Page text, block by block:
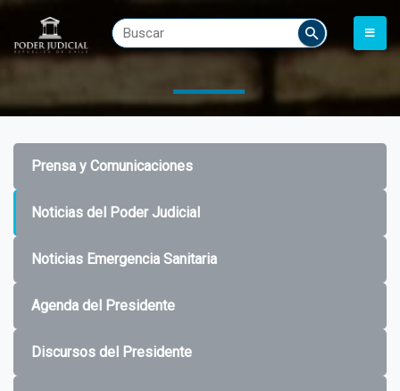
Prensa y Comunicaciones
Noticias del Poder Judicial
Noticias Emergencia Sanitaria
Agenda del Presidente
Discursos del Presidente